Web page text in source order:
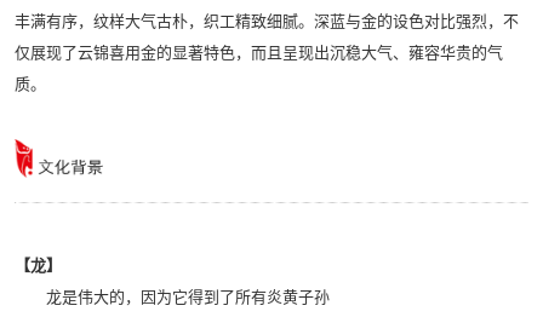
丰满有序，纹样大气古朴，织工精致细腻。深蓝与金的设色对比强烈，不
仅展现了云锦喜用金的显著特色，而且呈现出沉稳大气、雍容华贵的气
质。
【龙】
龙是伟大的，因为它得到了所有炎黄子孙